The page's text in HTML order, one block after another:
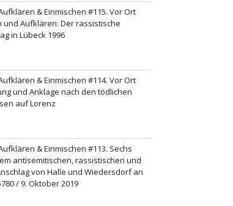
& Einmischen #115. Vor Ort
und Aufklären: Der rassistische
in Lübeck 1996
& Einmischen #114. Vor Ort
und Anklage nach den tödlichen
auf Lorenz
& Einmischen #113. Sechs
antisemitischen, rassistischen und
von Halle und Wiedersdorf an
/ 9. Oktober 2019